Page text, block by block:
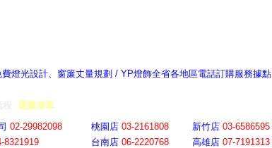
燈光設計、窗簾丈量規劃 / YP燈飾全省各地區電話訂購服務據點
選購清單
02-29982098 桃園店 03-2161808 新竹店 03-6586595
8321919 台南店 06-2220768 高雄店 07-7191313